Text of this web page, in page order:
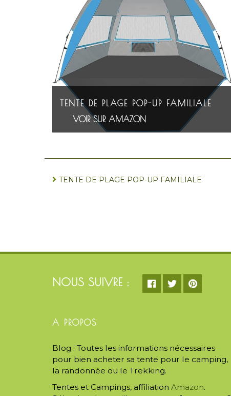
TENTE DE PLAGE POP-UP FAMILIALE
VOIR SUR AMAZON
TENTE DE PLAGE POP-UP FAMILIALE
NOUS SUIVRE :
A PROPOS
Blog : Toutes les informations nécessaires
pour bien acheter sa tente pour le camping,
la randonnée ou le Trekking.
Tentes et Campings, affiliation Amazon.